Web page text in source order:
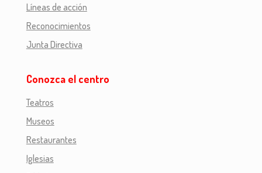
Líneas de acción
Reconocimientos
Junta Directiva
Conozca el centro
Teatros
Museos
Restaurantes
Iglesias